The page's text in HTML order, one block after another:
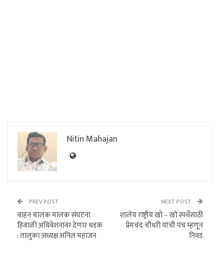
Nitin Mahajan
PREV POST
वाहन चालक मालक संघटना
हिवाळी अधिवेशनावर देणार धडक
: तालुका अध्यक्ष अनिल महाजन
NEXT POST
शालेय राष्ट्रीय खो – खो स्पर्धेसाठी
प्रेमचंद चौधरी यांची पंच म्हणून
निवड